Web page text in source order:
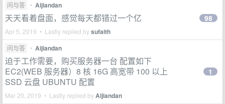
问与答 • Aijiandan
天天看着盘面，感觉每天都错过一个亿
Apr 5, 2019 • Lastly replied bysufaith
98
问与答 • Aijiandan
迫于工作需要，购买服务器一台 配置如下
EC2(WEB 服务器）8 核 16G 高宽带 100 以上
SSD 云盘 UBUNTU 配置
Mar 20, 2019 • Lastly replied byAijiandan
1